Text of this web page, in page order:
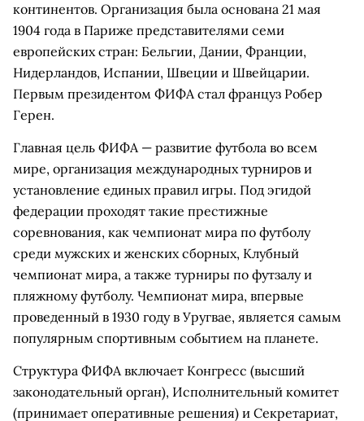
континентов. Организация была основана 21 мая
1904 года в Париже представителями семи
европейских стран: Бельгии, Дании, Франции,
Нидерландов, Испании, Швеции и Швейцарии.
Первым президентом ФИФА стал француз Робер
Герен.
Главная цель ФИФА — развитие футбола во всем
мире, организация международных турниров и
установление единых правил игры. Под эгидой
федерации проходят такие престижные
соревнования, как чемпионат мира по футболу
среди мужских и женских сборных, Клубный
чемпионат мира, а также турниры по футзалу и
пляжному футболу. Чемпионат мира, впервые
проведенный в 1930 году в Уругвае, является самым
популярным спортивным событием на планете.
Структура ФИФА включает Конгресс (высший
законодательный орган), Исполнительный комитет
(принимает оперативные решения) и Секретариат,